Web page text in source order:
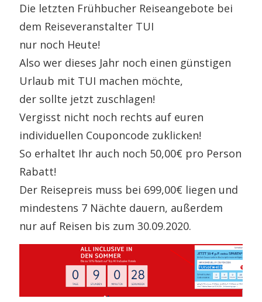
Die letzten Frühbucher Reiseangebote bei
dem Reiseveranstalter TUI
nur noch Heute!
Also wer dieses Jahr noch einen günstigen
Urlaub mit TUI machen möchte,
der sollte jetzt zuschlagen!
Vergisst nicht noch rechts auf euren
individuellen Couponcode zuklicken!
So erhaltet Ihr auch noch 50,00€ pro Person
Rabatt!
Der Reisepreis muss bei 699,00€ liegen und
mindestens 7 Nächte dauern, außerdem
nur auf Reisen bis zum 30.09.2020.